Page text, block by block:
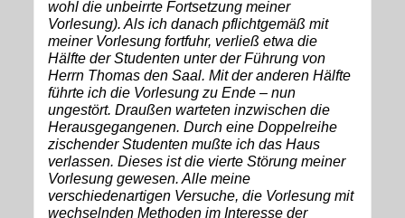
wohl die unbeirrte Fortsetzung meiner
Vorlesung). Als ich danach pflichtgemäß mit
meiner Vorlesung fortfuhr, verließ etwa die
Hälfte der Studenten unter der Führung von
Herrn Thomas den Saal. Mit der anderen Hälfte
führte ich die Vorlesung zu Ende – nun
ungestört. Draußen warteten inzwischen die
Herausgegangenen. Durch eine Doppelreihe
zischender Studenten mußte ich das Haus
verlassen. Dieses ist die vierte Störung meiner
Vorlesung gewesen. Alle meine
verschiedenartigen Versuche, die Vorlesung mit
wechselnden Methoden im Interesse der